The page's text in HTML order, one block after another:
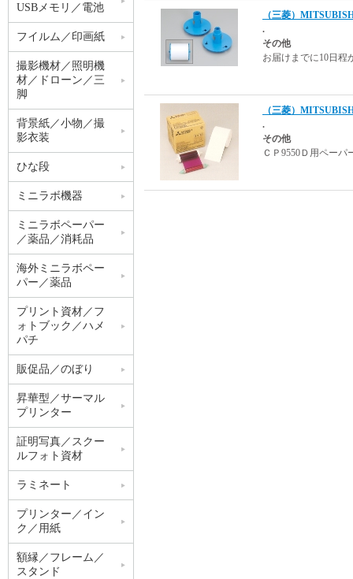
（三菱）
.
その他
お届けまでに10日程
（三菱）
.
その他
ＣＰ9550Ｄ用ペーパ
USBメモリ／電池
フイルム／印画紙
撮影機材／照明機
材／ドローン／三
脚
背景紙／小物／撮
影衣装
ひな段
ミニラボ機器
ミニラボペーパー
／薬品／消耗品
海外ミニラボペー
パー／薬品
プリント資材／フ
ォトブック／ハメ
パチ
販促品／のぼり
昇華型／サーマル
プリンター
証明写真／スクー
ルフォト資材
ラミネート
プリンター／イン
ク／用紙
額縁／フレーム／
スタンド